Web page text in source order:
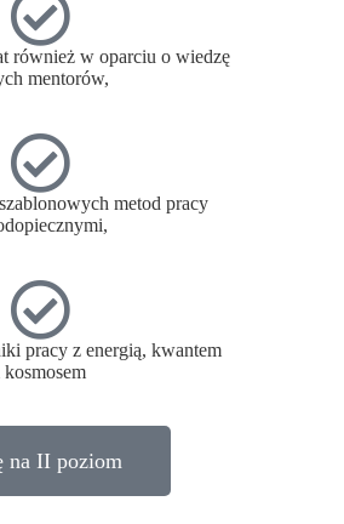
również w oparciu o wiedzę
mentorów,
metod pracy
pracy z energią, kwantem
kosmosem
na II poziom